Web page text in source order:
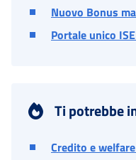
Nuovo Bonus
Portale unico
Ti potrebbe
Credito e